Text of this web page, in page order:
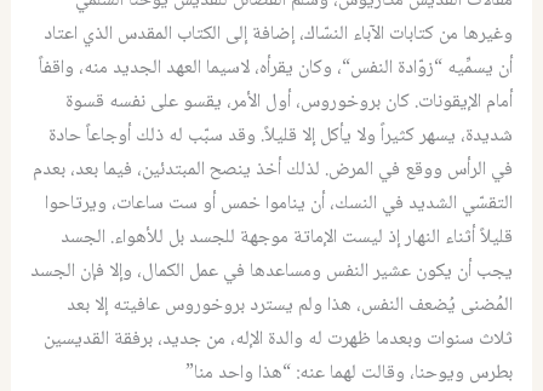
وغيرها من كتابات الآباء النسّاك، إضافة إلى الكتاب المقدس الذي اعتاد
أن يسمِّيه“زوّادة النفس“، وكان يقرأه، لاسيما العهد الجديد منه، واقفاً
أمام الإيقونات.كان بروخوروس، أول الأمر، يقسو على نفسه قسوة
شديدة، يسهر كثيراً ولا يأكل إلا قليلاً. وقد سبّب له ذلك أوجاعاً حادة
في الرأس ووقع في المرض. لذلك أخذ ينصح المبتدئين، فيما بعد، بعدم
التقسّي الشديد في النسك، أن يناموا خمس أو ست ساعات، ويرتاحوا
قليلاً أثناء النهار إذ ليست الإماتة موجهة للجسد بل للأهواء. الجسد
يجب أن يكون عشير النفس ومساعدها في عمل الكمال، وإلا فإن الجسد
المُضنى يُضعف النفس، هذا ولم يسترد بروخوروس عافيته إلا بعد
ثلاث سنوات وبعدما ظهرت له والدة الإله، من جديد، برفقة القديسين
بطرس ويوحنا، وقالت لهما عنه: “هذا واحد منا”